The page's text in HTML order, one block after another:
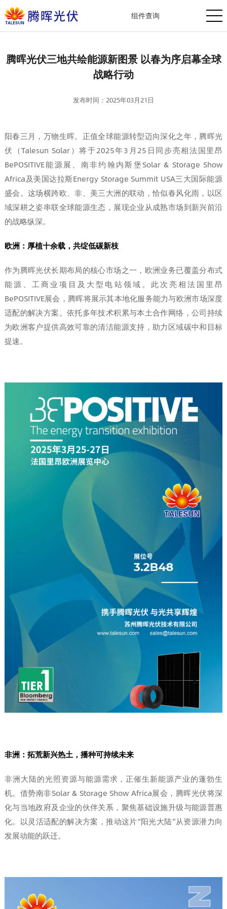
组件查询
腾晖光伏三地共绘能源新图景 以春为序启幕全球
战略行动
发布时间：2025年03月21日
阳春三月，万物生晖。正值全球能源转型迈向深化之年，腾晖光
伏（Talesun Solar）将于2025年3月25日同步亮相法国里昂
BePOSITIVE能源展、南非约翰内斯堡Solar & Storage Show
Africa及美国达拉斯Energy Storage Summit USA三大国际能源
盛会。这场横跨欧、非、美三大洲的联动，恰似春风化雨，以区
域深耕之姿串联全球能源生态，展现企业从成熟市场到新兴前沿
的战略纵深。
欧洲：厚植十余载，共绽低碳新枝
作为腾晖光伏长期布局的核心市场之一，欧洲业务已覆盖分布式
能源、工商业项目及大型电站领域。此次亮相法国里昂
BePOSITIVE展会，腾晖将展示其本地化服务能力与欧洲市场深度
适配的解决方案。依托多年技术积累与本土合作网络，公司持续
为欧洲客户提供高效可靠的清洁能源支持，助力区域碳中和目标
提速。
非洲：拓荒新兴热土，播种可持续未来
非洲大陆的光照资源与能源需求，正催生新能源产业的蓬勃生
机。借势南非Solar & Storage Show Africa展会，腾晖光伏将深
化与当地政府及企业的伙伴关系，聚焦基础设施升级与能源普惠
化。以灵活适配的解决方案，推动这片“阳光大陆”从资源潜力向
发展动能的跃迁。